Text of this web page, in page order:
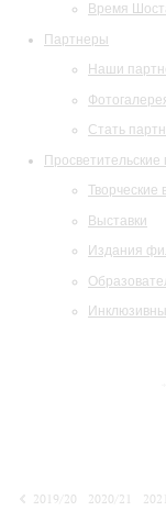
Время
Партнеры
Наши
Стать
Просветительские
Творческие
Выставки
Издания
2019/20
2020/21